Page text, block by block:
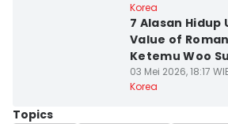
Korea
7 Alasan Hidup
Value of
Ketemu Woo Su
03 Mei 2026, 18:17
Korea
Topics